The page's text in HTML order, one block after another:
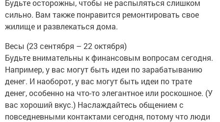
Будьте осторожны, чтобы не распыляться слишком
сильно. Вам также понравится ремонтировать свое
жилище и развлекаться дома.
Весы (23 сентября – 22 октября)
Будьте внимательны к финансовым вопросам сегодня.
Например, у вас могут быть идеи по зарабатыванию
денег. И наоборот, у вас могут быть идеи по трате
денег, особенно на что-то элегантное или роскошное. (У
вас хороший вкус.) Наслаждайтесь общением с
повседневными контактами сегодня, потому что люди